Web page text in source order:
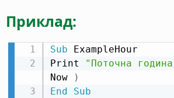
Приклад:
Sub ExampleHour
Print
"Поточна
Now
)
End
Sub